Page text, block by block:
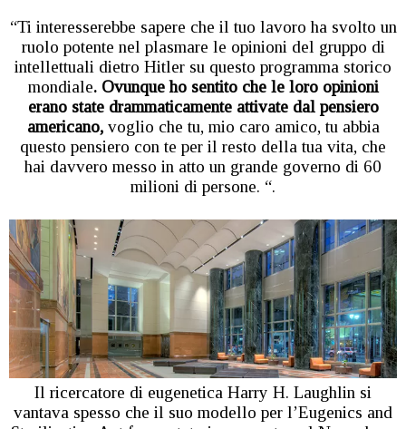
“Ti interesserebbe sapere che il tuo lavoro ha svolto un
ruolo potente nel plasmare le opinioni del gruppo di
intellettuali dietro Hitler su questo programma storico
mondiale. Ovunque ho sentito che le loro opinioni
erano state drammaticamente attivate dal pensiero
americano,voglio che tu, mio ​​caro amico, tu abbia
questo pensiero con te per il resto della tua vita, che
hai davvero messo in atto un grande governo di 60
milioni di persone. “.
Il ricercatore di eugenetica Harry H. Laughlin si
vantava spesso che il suo modello per l’Eugenics and